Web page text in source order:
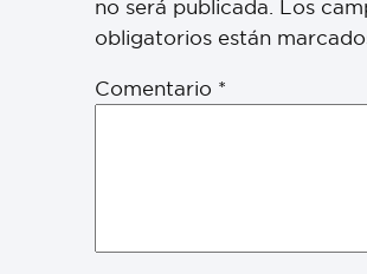
no será publicada. Los
obligatorios están
Comentario *